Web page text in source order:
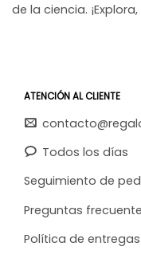
de la ciencia.
ATENCIÓN AL CLIENTE
Todos los días
Seguimiento de
Preguntas
Política de entregas